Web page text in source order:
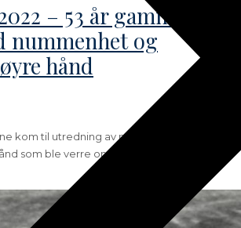
– 53 år gammel
nummenhet og
hånd
kom til utredning av nummenhet, svakhet
som ble verre om